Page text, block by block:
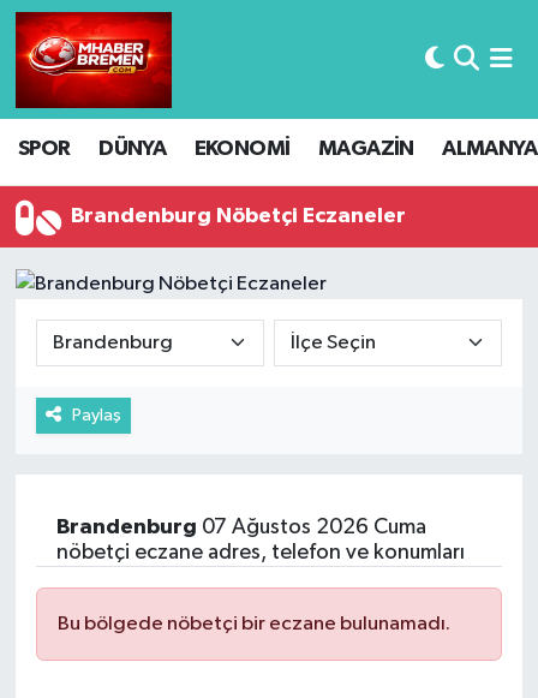
SPOR DÜNYA EKONOMİ MAGAZİN ALMANYA
Brandenburg Nöbetçi Eczaneler
Paylaş
Brandenburg 07 Ağustos 2026 Cuma
nöbetçi eczane adres, telefon ve konumları
Bu bölgede nöbetçi bir eczane bulunamadı.
Hava Durumu
Trafik Durumu
Süper Lig Puan Durumu ve Fikstür
Tüm Manşetler
Son Dakika Haberleri
Haber Arşivi